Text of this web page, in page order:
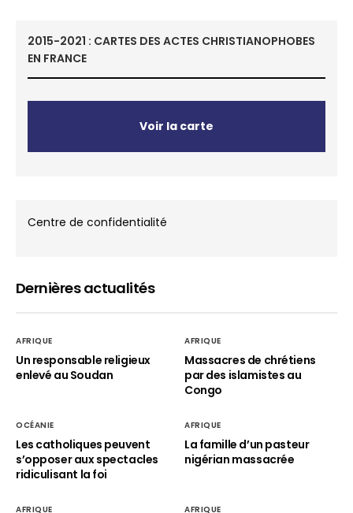
2015-2021 : CARTES DES ACTES CHRISTIANOPHOBES
EN FRANCE
Voir la carte
Centre de confidentialité
Dernières actualités
AFRIQUE
Un responsable religieux
enlevé au Soudan
AFRIQUE
Massacres de chrétiens
par des islamistes au
Congo
OCÉANIE
Les catholiques peuvent
s’opposer aux spectacles
ridiculisant la foi
AFRIQUE
La famille d’un pasteur
nigérian massacrée
AFRIQUE AFRIQUE